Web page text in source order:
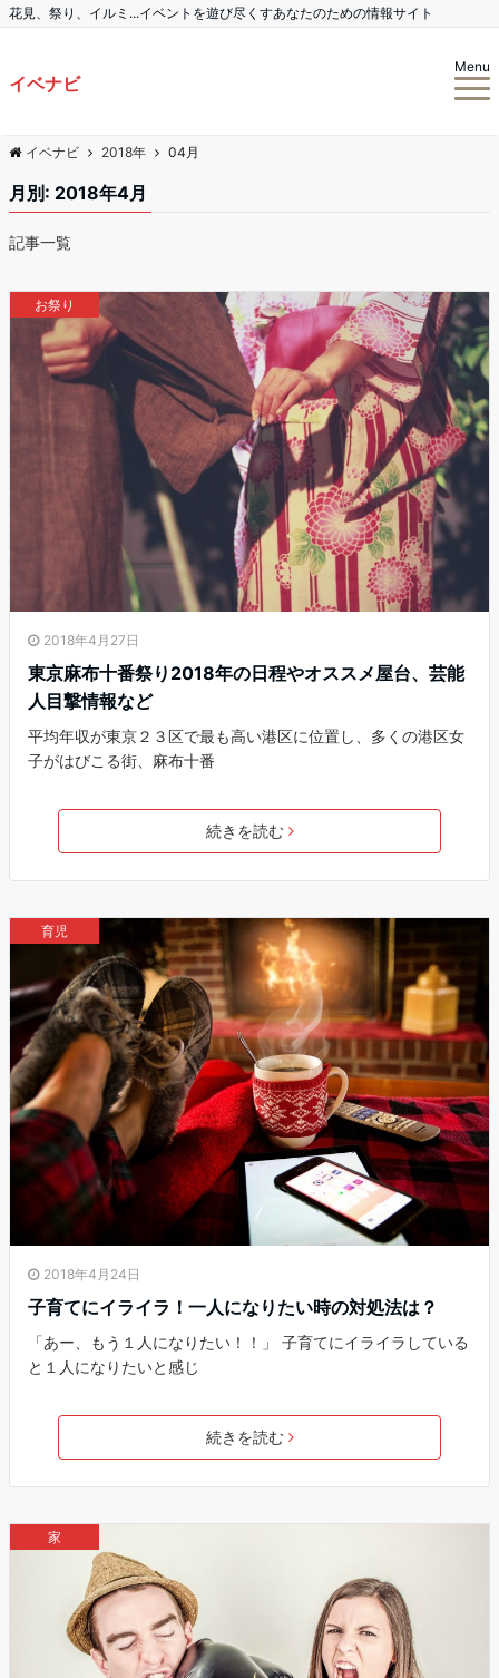
花見、祭り、イルミ...イベントを遊び尽くすあなたのための情報サイト
イベナビ
Menu
イベナビ 2018年 04月
月別: 2018年4月
記事一覧
お祭り
2018年4月27日
東京麻布十番祭り2018年の日程やオススメ屋台、芸能
人目撃情報など
平均年収が東京２３区で最も高い港区に位置し、多くの港区女
子がはびこる街、麻布十番
続きを読む
育児
2018年4月24日
子育てにイライラ！一人になりたい時の対処法は？
「あー、もう１人になりたい！！」 子育てにイライラしている
と１人になりたいと感じ
続きを読む
家